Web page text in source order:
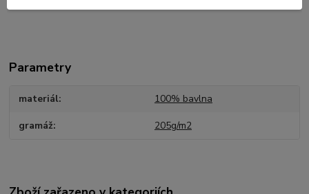
Parametry
materiál 100% bavlna
gramáž 205g/m2